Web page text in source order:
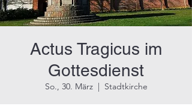
Actus Tragicus im
Gottesdienst
So., 30. März
  |
Stadtkirche